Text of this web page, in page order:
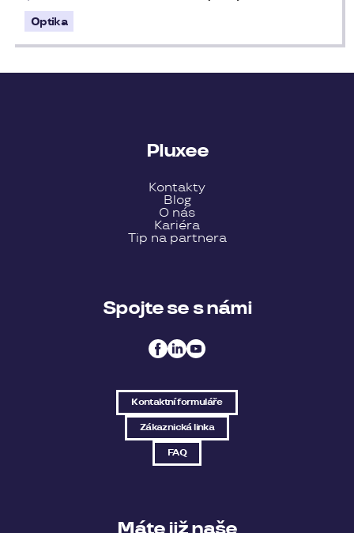
Optika
Pluxee
Kontakty
Blog
O nás
Kariéra
Tip na partnera
Spojte se s námi
Kontaktní formuláře
Zákaznická linka
FAQ